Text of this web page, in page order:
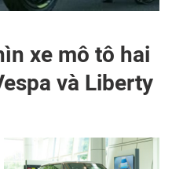
xe mô tô hai
và Liberty